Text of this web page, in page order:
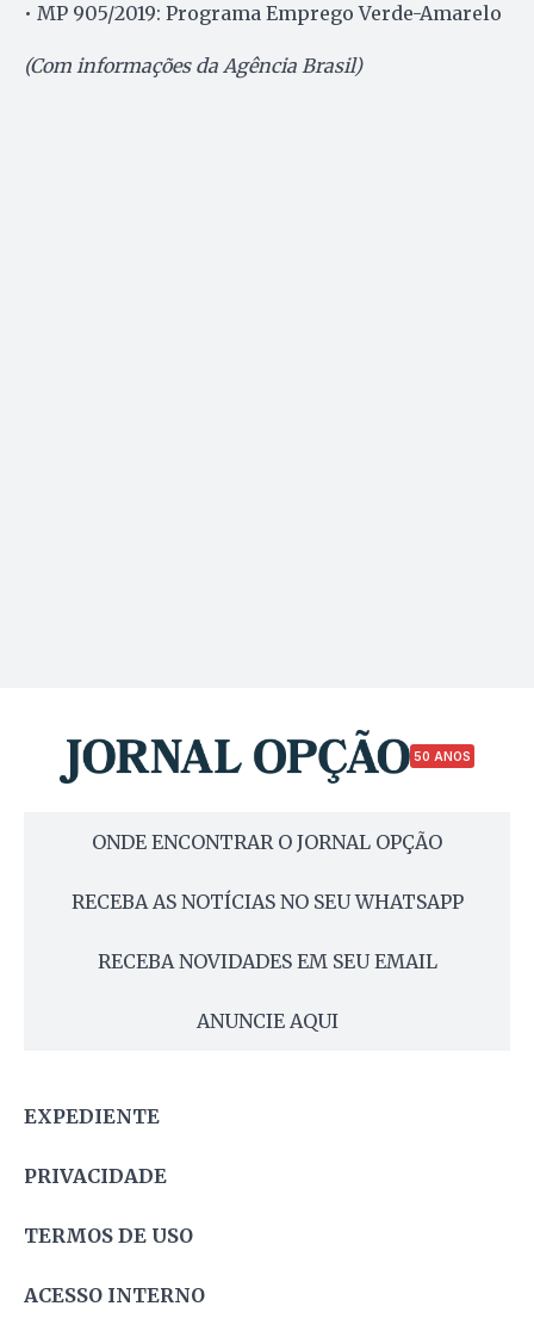
• MP 905/2019: Programa Emprego Verde-Amarelo
(Com informações da Agência Brasil)
50 ANOS
ONDE ENCONTRAR O JORNAL OPÇÃO
RECEBA AS NOTÍCIAS NO SEU WHATSAPP
RECEBA NOVIDADES EM SEU EMAIL
ANUNCIE AQUI
EXPEDIENTE
PRIVACIDADE
TERMOS DE USO
ACESSO INTERNO